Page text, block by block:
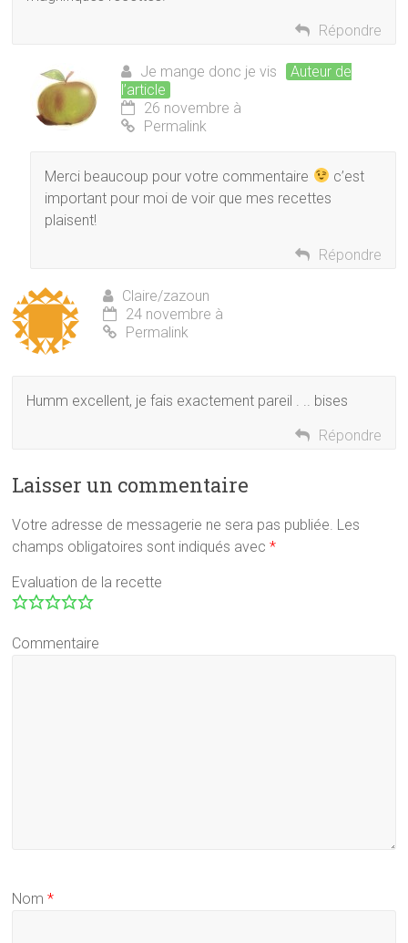
Répondre
Je mange donc je vis
Auteur de
l’article
26 novembre à
Permalink
Merci beaucoup pour votre commentaire
c’est
important pour moi de voir que mes recettes
plaisent!
Répondre
Claire/zazoun
24 novembre à
Permalink
Humm excellent, je fais exactement pareil . .. bises
Répondre
Laisser un commentaire
Votre adresse de messagerie ne sera pas publiée. Les
champs obligatoires sont indiqués avec*
Evaluation de la recette
Commentaire
Nom*